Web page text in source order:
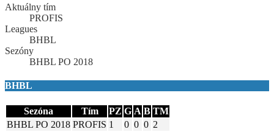
Aktuálny tím
PROFIS
Leagues
BHBL
Sezóny
BHBL PO 2018
BHBL
Sezóna Tím PZ G A B TM
BHBL PO 2018 PROFIS 1 0 0 0 2